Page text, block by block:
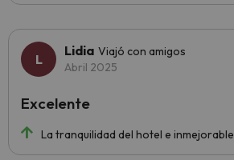
Lidia Viajó con amigos
Abril 2025
La tranquilidad del hotel e
Excelente